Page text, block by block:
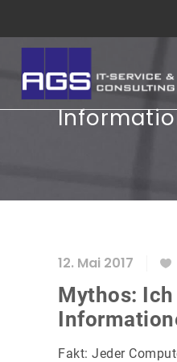
12. Mai 2017
Mythos:
Fakt: Jeder